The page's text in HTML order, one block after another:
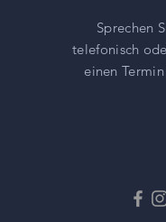
Sprechen
telefonisch
einen